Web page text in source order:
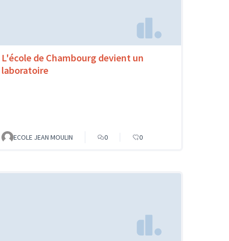
L'école de Chambourg devient un
laboratoire
ECOLE JEAN MOULIN 0 0